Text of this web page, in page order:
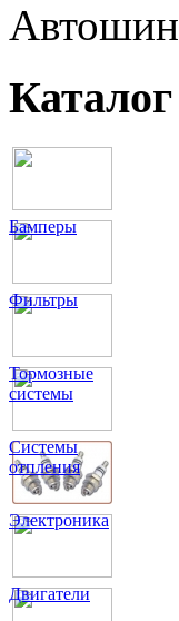
Бамперы
Фильтры
Тормозные
системы
Системы
отпления
Электроника
Двигатели